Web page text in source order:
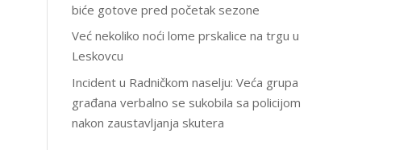
biće gotove pred početak sezone
Već nekoliko noći lome prskalice na trgu u
Leskovcu
Incident u Radničkom naselju: Veća grupa
građana verbalno se sukobila sa policijom
nakon zaustavljanja skutera